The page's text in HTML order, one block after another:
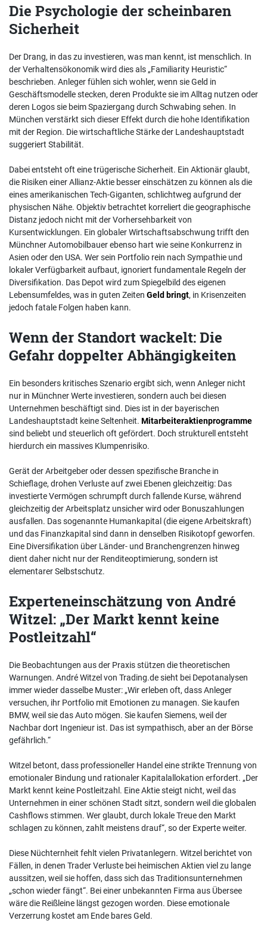
Die Psychologie der scheinbaren
Sicherheit
Der Drang, in das zu investieren, was man kennt, ist menschlich. In
der Verhaltensökonomik wird dies als „Familiarity Heuristic“
beschrieben. Anleger fühlen sich wohler, wenn sie Geld in
Geschäftsmodelle stecken, deren Produkte sie im Alltag nutzen oder
deren Logos sie beim Spaziergang durch Schwabing sehen. In
München verstärkt sich dieser Effekt durch die hohe Identifikation
mit der Region. Die wirtschaftliche Stärke der Landeshauptstadt
suggeriert Stabilität.
Dabei entsteht oft eine trügerische Sicherheit. Ein Aktionär glaubt,
die Risiken einer Allianz-Aktie besser einschätzen zu können als die
eines amerikanischen Tech-Giganten, schlichtweg aufgrund der
physischen Nähe. Objektiv betrachtet korreliert die geographische
Distanz jedoch nicht mit der Vorhersehbarkeit von
Kursentwicklungen. Ein globaler Wirtschaftsabschwung trifft den
Münchner Automobilbauer ebenso hart wie seine Konkurrenz in
Asien oder den USA. Wer sein Portfolio rein nach Sympathie und
lokaler Verfügbarkeit aufbaut, ignoriert fundamentale Regeln der
Diversifikation. Das Depot wird zum Spiegelbild des eigenen
Lebensumfeldes, was in guten Zeiten Geld bringt, in Krisenzeiten
jedoch fatale Folgen haben kann.
Wenn der Standort wackelt: Die
Gefahr doppelter Abhängigkeiten
Ein besonders kritisches Szenario ergibt sich, wenn Anleger nicht
nur in Münchner Werte investieren, sondern auch bei diesen
Unternehmen beschäftigt sind. Dies ist in der bayerischen
Landeshauptstadt keine Seltenheit. Mitarbeiteraktienprogramme
sind beliebt und steuerlich oft gefördert. Doch strukturell entsteht
hierdurch ein massives Klumpenrisiko.
Gerät der Arbeitgeber oder dessen spezifische Branche in
Schieflage, drohen Verluste auf zwei Ebenen gleichzeitig: Das
investierte Vermögen schrumpft durch fallende Kurse, während
gleichzeitig der Arbeitsplatz unsicher wird oder Bonuszahlungen
ausfallen. Das sogenannte Humankapital (die eigene Arbeitskraft)
und das Finanzkapital sind dann in denselben Risikotopf geworfen.
Eine Diversifikation über Länder- und Branchengrenzen hinweg
dient daher nicht nur der Renditeoptimierung, sondern ist
elementarer Selbstschutz.
Experteneinschätzung von André
Witzel: „Der Markt kennt keine
Postleitzahl“
Die Beobachtungen aus der Praxis stützen die theoretischen
Warnungen. André Witzel von Trading.de sieht bei Depotanalysen
immer wieder dasselbe Muster: „Wir erleben oft, dass Anleger
versuchen, ihr Portfolio mit Emotionen zu managen. Sie kaufen
BMW, weil sie das Auto mögen. Sie kaufen Siemens, weil der
Nachbar dort Ingenieur ist. Das ist sympathisch, aber an der Börse
gefährlich.“
Witzel betont, dass professioneller Handel eine strikte Trennung von
emotionaler Bindung und rationaler Kapitalallokation erfordert. „Der
Markt kennt keine Postleitzahl. Eine Aktie steigt nicht, weil das
Unternehmen in einer schönen Stadt sitzt, sondern weil die globalen
Cashflows stimmen. Wer glaubt, durch lokale Treue den Markt
schlagen zu können, zahlt meistens drauf“, so der Experte weiter.
Diese Nüchternheit fehlt vielen Privatanlegern. Witzel berichtet von
Fällen, in denen Trader Verluste bei heimischen Aktien viel zu lange
aussitzen, weil sie hoffen, dass sich das Traditionsunternehmen
„schon wieder fängt“. Bei einer unbekannten Firma aus Übersee
wäre die Reißleine längst gezogen worden. Diese emotionale
Verzerrung kostet am Ende bares Geld.